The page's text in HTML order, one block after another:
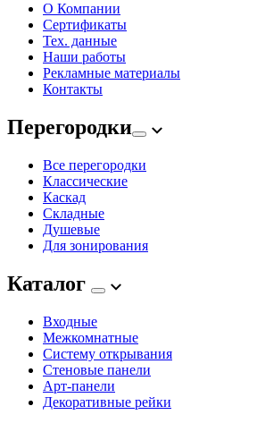
О Компании
Сертификаты
Тех. данные
Наши работы
Рекламные материалы
Контакты
Перегородки
Все перегородки
Классические
Каскад
Складные
Душевые
Для зонирования
Каталог
Входные
Межкомнатные
Систему открывания
Стеновые панели
Арт-панели
Декоративные рейки